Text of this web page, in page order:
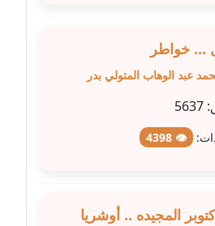
... خواطر
عبد الوهاب المتولي بدر
5637
👁 4398
المجيده .. أوشريا